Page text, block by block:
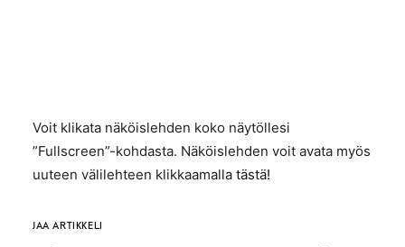
Voit klikata näköislehden koko näytöllesi
”Fullscreen”-kohdasta. Näköislehden voit avata myös
uuteen välilehteen klikkaamalla tästä!
JAA ARTIKKELI